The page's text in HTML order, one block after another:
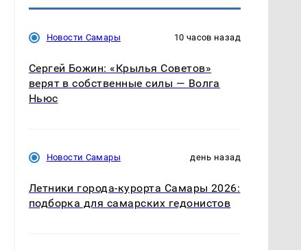
Новости Самары 10 часов назад
Сергей Божин: «Крылья Советов»
верят в собственные силы — Волга
Ньюс
Новости Самары день назад
Летники города-курорта Самары 2026:
подборка для самарских гедонистов